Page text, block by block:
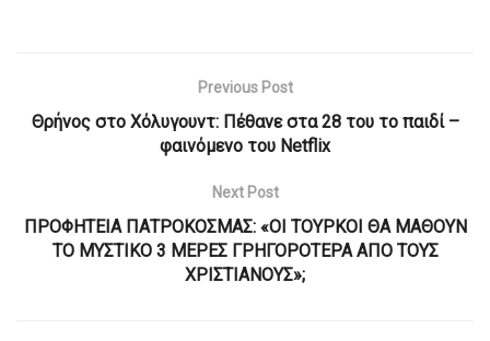
Previous Post
Θρήνος στο Χόλυγουντ: Πέθανε στα 28 του το παιδί –
φαινόμενο του Netflix
Next Post
ΠΡΟΦΗΤΕΙΑ ΠΑΤΡΟΚΟΣΜΑΣ: «ΟΙ ΤΟΥΡΚΟΙ ΘΑ ΜΑΘΟΥΝ
ΤΟ ΜΥΣΤΙΚΟ 3 ΜΕΡΕΣ ΓΡΗΓΟΡΟΤΕΡΑ ΑΠΟ ΤΟΥΣ
ΧΡΙΣΤΙΑΝΟΥΣ»;